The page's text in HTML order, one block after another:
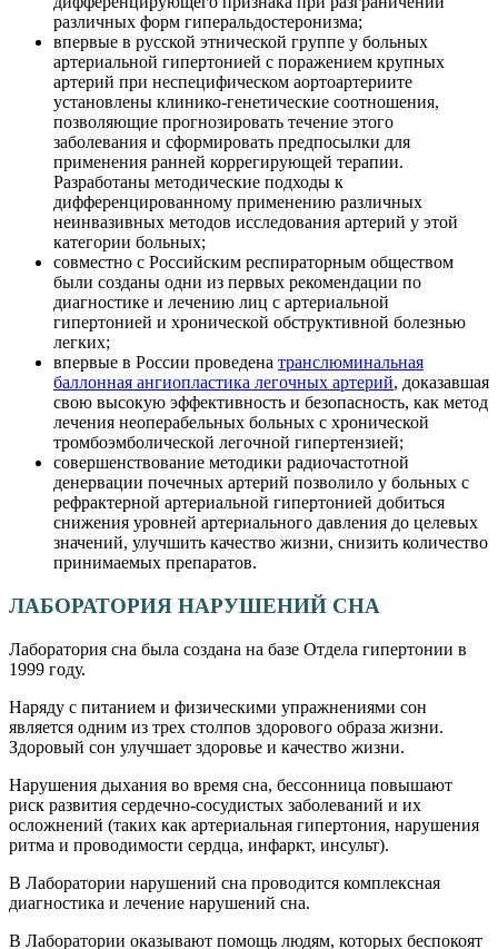
различных форм гиперальдостеронизма;
впервые в русской этнической группе у больных
артериальной гипертонией с поражением крупных
артерий при неспецифическом аортоартериите
установлены клинико-генетические соотношения,
позволяющие прогнозировать течение этого
заболевания и сформировать предпосылки для
применения ранней коррегирующей терапии.
Разработаны методические подходы к
дифференцированному применению различных
неинвазивных методов исследования артерий у этой
категории больных;
совместно с Российским респираторным обществом
были созданы одни из первых рекомендации по
диагностике и лечению лиц с артериальной
гипертонией и хронической обструктивной болезнью
легких;
впервые в России проведена транслюминальная
баллонная ангиопластика легочных артерий, доказавшая
свою высокую эффективность и безопасность, как метод
лечения неоперабельных больных с хронической
тромбоэмболической легочной гипертензией;
совершенствование методики радиочастотной
денервации почечных артерий позволило у больных с
рефрактерной артериальной гипертонией добиться
снижения уровней артериального давления до целевых
значений, улучшить качество жизни, снизить количество
принимаемых препаратов.
ЛАБОРАТОРИЯ НАРУШЕНИЙ СНА
Лаборатория сна была создана на базе Отдела гипертонии в
1999 году.
Наряду с питанием и физическими упражнениями сон
является одним из трех столпов здорового образа жизни.
Здоровый сон улучшает здоровье и качество жизни.
Нарушения дыхания во время сна, бессонница повышают
риск развития сердечно-сосудистых заболеваний и их
осложнений (таких как артериальная гипертония, нарушения
ритма и проводимости сердца, инфаркт, инсульт).
В Лаборатории нарушений сна проводится комплексная
диагностика и лечение нарушений сна.
В Лаборатории оказывают помощь людям, которых беспокоят